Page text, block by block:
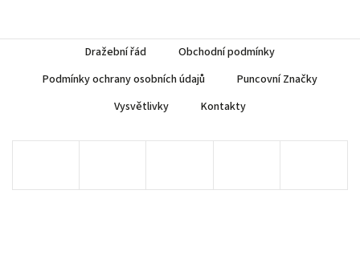
Dražební řád
Obchodní podmínky
Podmínky ochrany osobních údajů
Puncovní Značky
Vysvětlivky
Kontakty